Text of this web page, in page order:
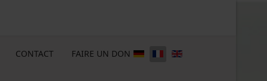
CONTACT FAIRE UN DON